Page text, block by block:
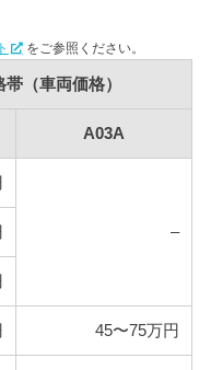
66,300円
68,800円
をご参照ください。
（車両価格）
A03A
–
45〜75万円